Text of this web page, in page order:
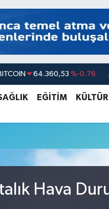
64.360,53 %-0.76
DOLAR 47,7143 %0.16
ALTIN 6574.81 %1.44
BİST100 13.799 %70
EĞİTİM
Hava